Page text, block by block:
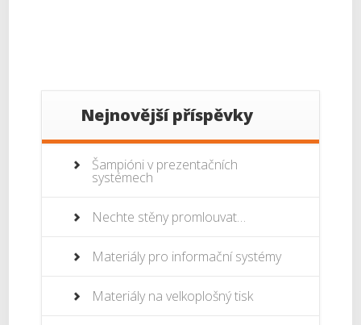
Nejnovější příspěvky
Šampióni v prezentačních
systémech
Nechte stěny promlouvat…
Materiály pro informační systémy
Materiály na velkoplošný tisk